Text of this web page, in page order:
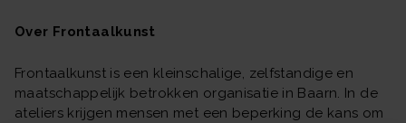
Over Frontaalkunst
Frontaalkunst is een kleinschalige, zelfstandige en
maatschappelijk betrokken organisatie in Baarn. In de
ateliers krijgen mensen met een beperking de kans om